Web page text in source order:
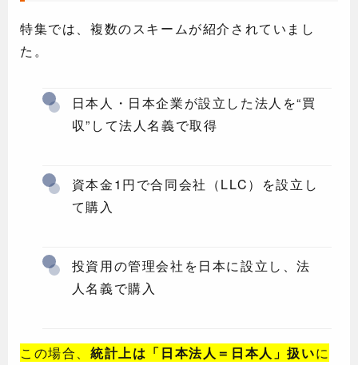
特集では、複数のスキームが紹介されていまし
た。
日本人・日本企業が設立した法人を“買
収”して法人名義で取得
資本金1円で合同会社（LLC）を設立し
て購入
投資用の管理会社を日本に設立し、法
人名義で購入
この場合、 統計上は「日本法人＝日本人」扱いに